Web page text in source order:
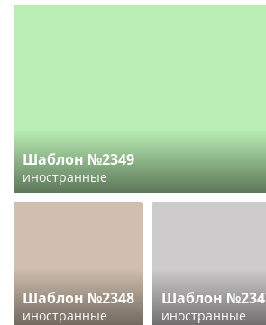
Шаблон №2349
иностранные
Шаблон №2348
иностранные
Шаблон
иностранные